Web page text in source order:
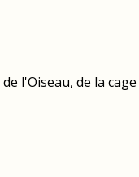
l'Oiseau, de la